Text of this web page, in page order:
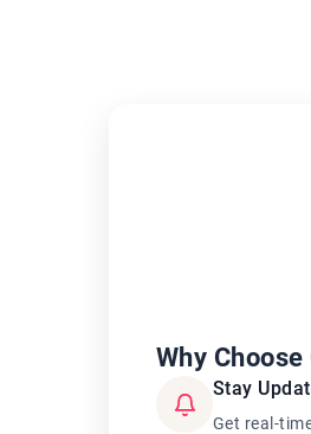
Why Choose
Stay
Get real-